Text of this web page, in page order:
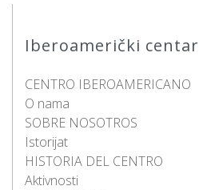
Iberoamerički centar
CENTRO IBEROAMERICANO
O nama
SOBRE NOSOTROS
Istorijat
HISTORIA DEL CENTRO
Aktivnosti